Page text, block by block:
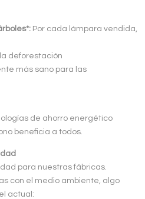
Por cada lámpara vendida,
deforestación
más sano para las
de ahorro energético
beneficia a todos.
para nuestras fábricas.
con el medio ambiente, algo
actual: